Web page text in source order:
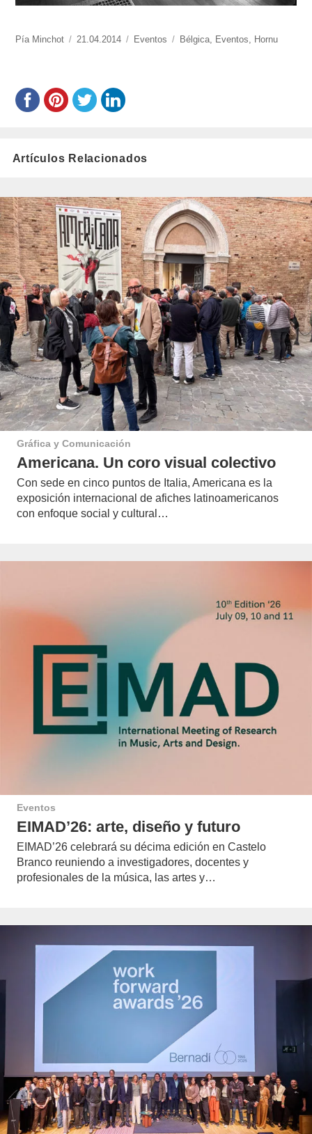
https://www.experimenta.es/author/pia/
Pía Minchot
Publicado
21.04.2014 Categorías
Eventos Etiquetas
Bélgica, Eventos, Hornu
Artículos Relacionados
Gráfica y Comunicación
Americana. Un coro visual colectivo
Con sede en cinco puntos de Italia, Americana es la
exposición internacional de afiches latinoamericanos
con enfoque social y cultural…
Eventos
EIMAD’26: arte, diseño y futuro
EIMAD’26 celebrará su décima edición en Castelo
Branco reuniendo a investigadores, docentes y
profesionales de la música, las artes y…